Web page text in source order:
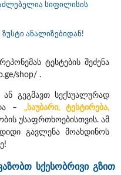
სიფილისის
ანალიზებიდან!
ტესტების შეძენა
shop/ .
გეგმავთ სექსუალურად
– „საუბარი, ტესტირება,
უსაფრთხოებისთვის. ამ
გავლენა მოახდინოს
სქესობრივი გზით